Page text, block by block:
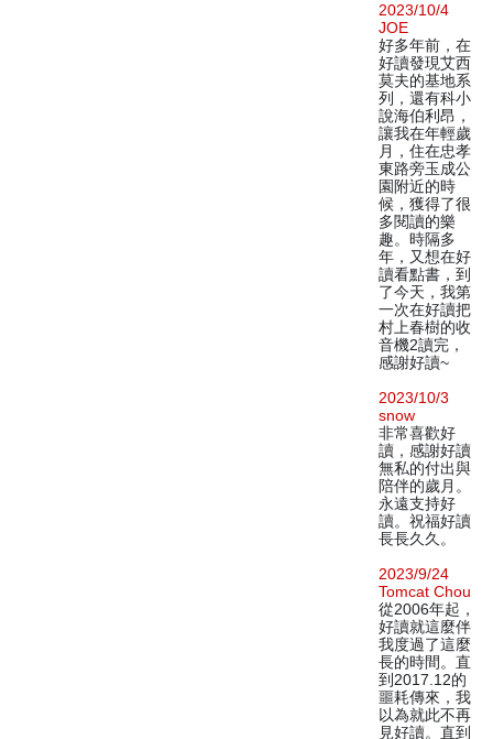
2023/10/4
JOE
好多年前，在
好讀發現艾西
莫夫的基地系
列，還有科小
說海伯利昂，
讓我在年輕歲
月，住在忠孝
東路旁玉成公
園附近的時
候，獲得了很
多閱讀的樂
趣。時隔多
年，又想在好
讀看點書，到
了今天，我第
一次在好讀把
村上春樹的收
音機2讀完，
感謝好讀~
2023/10/3
snow
非常喜歡好
讀，感謝好讀
無私的付出與
陪伴的歲月。
永遠支持好
讀。祝福好讀
長長久久。
2023/9/24
Tomcat Chou
從2006年起，
好讀就這麼伴
我度過了這麼
長的時間。直
到2017.12的
噩耗傳來，我
以為就此不再
見好讀。直到